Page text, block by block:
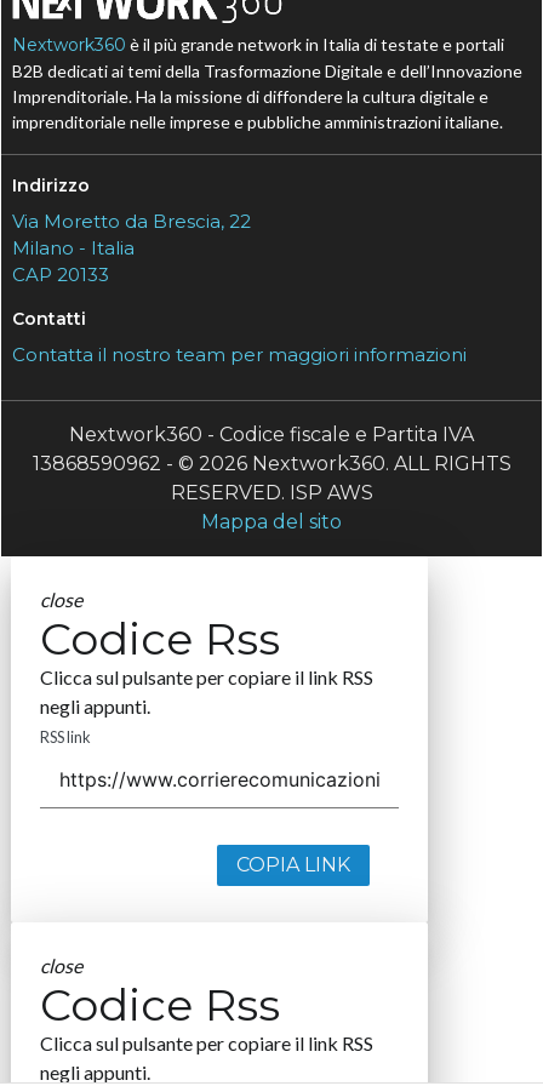
Nextwork360 è il più grande network in Italia di testate e portali
B2B dedicati ai temi della Trasformazione Digitale e dell’Innovazione
Imprenditoriale. Ha la missione di diffondere la cultura digitale e
imprenditoriale nelle imprese e pubbliche amministrazioni italiane.
Indirizzo
Via Moretto da Brescia, 22
Milano - Italia
CAP 20133
Contatti
Contatta il nostro team per maggiori informazioni
Nextwork360 - Codice fiscale e Partita IVA
13868590962 - © 2026 Nextwork360. ALL RIGHTS
RESERVED. ISP AWS
Mappa del sito
close
Codice Rss
Clicca sul pulsante per copiare il link RSS
negli appunti.
RSS link
COPIA LINK
close
Codice Rss
Clicca sul pulsante per copiare il link RSS
negli appunti.